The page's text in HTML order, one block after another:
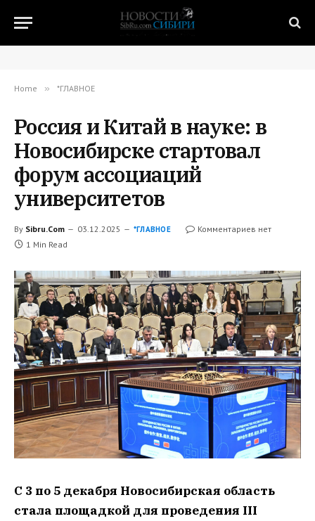
Home » *ГЛАВНОЕ
Россия и Китай в науке: в
Новосибирске стартовал
форум ассоциаций
университетов
By Sibru.Com 03.12.2025 *ГЛАВНОЕ
Комментариев нет
1 Min Read
С 3 по 5 декабря Новосибирская область
стала площадкой для проведения III